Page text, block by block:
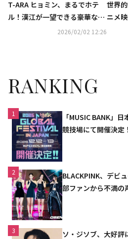
T-ARA ヒョミン、まるでホテ
ル！漢江が一望できる豪華な自
2026/02/02 12:26
世界
ニメ
の韓
RANKING
1
「MUSIC BANK」
競技場にて開催決定
2
BLACKPINK、デビ
部ファンから不満
3
ソ・ジソブ、大好評